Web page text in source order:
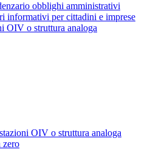
obblighi amministrativi
informativi per cittadini e imprese
OIV o struttura analoga
OIV o struttura analoga
zero